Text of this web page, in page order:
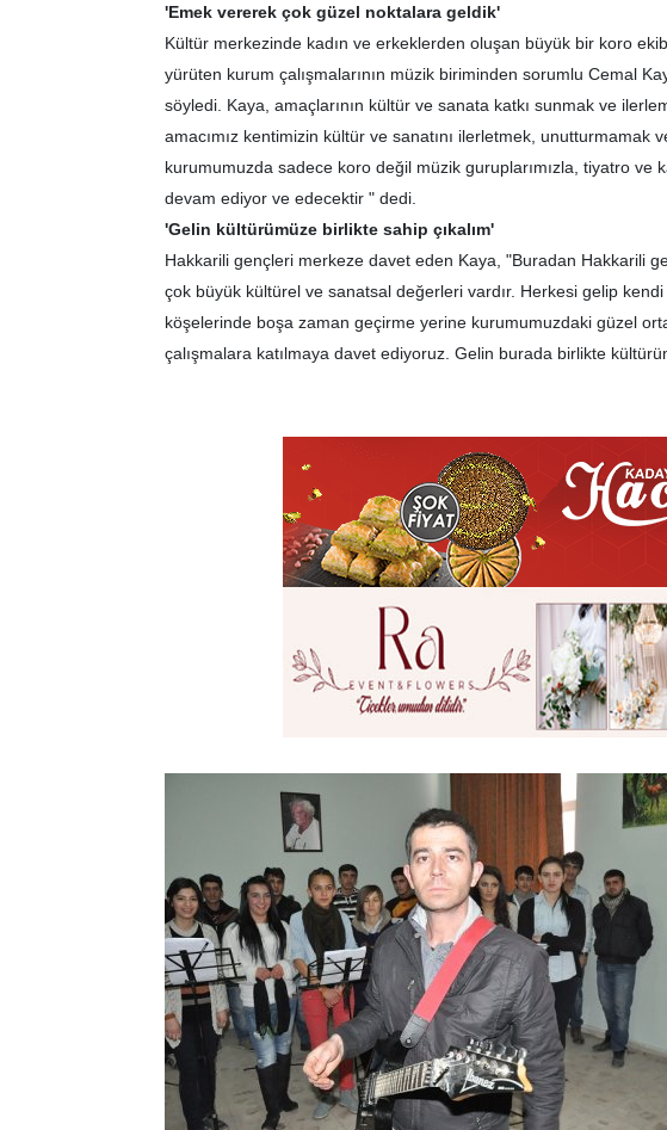
'Emek vererek çok güzel noktalara geldik'
Kültür merkezinde kadın ve erkeklerden oluşan büyük bir koro
yürüten kurum çalışmalarının müzik biriminden sorumlu Cemal
söyledi. Kaya, amaçlarının kültür ve sanata katkı sunmak ve
amacımız kentimizin kültür ve sanatını ilerletmek, unutturmamak
kurumumuzda sadece koro değil müzik guruplarımızla, tiyatro ve
devam ediyor ve edecektir " dedi.
'Gelin kültürümüze birlikte sahip çıkalım'
Hakkarili gençleri merkeze davet eden Kaya, "Buradan Hakkarili
çok büyük kültürel ve sanatsal değerleri vardır. Herkesi gelip
köşelerinde boşa zaman geçirme yerine kurumumuzdaki güzel
çalışmalara katılmaya davet ediyoruz. Gelin burada birlikte